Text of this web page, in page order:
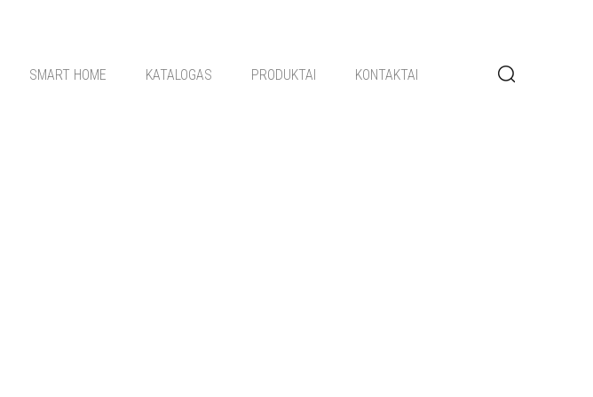
SMART HOME KATALOGAS PRODUKTAI KONTAKTAI